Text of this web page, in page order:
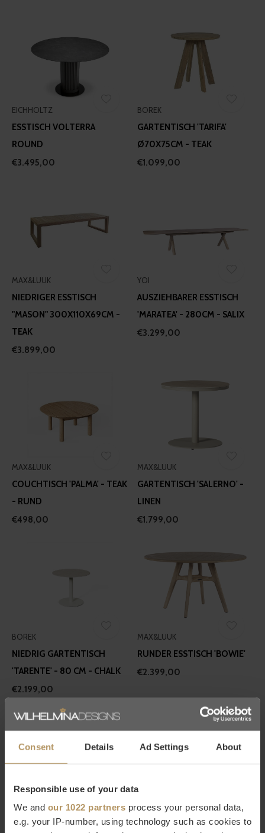
Consent Details Ad Settings About
Responsible use of your data
We and our 1022 partners process your personal data,
e.g. your IP-number, using technology such as cookies to
EICHHOLTZ
ESSTISCH VOLTERRA
ROUND
€3.495,00
BOREK
GARTENTISCH 'TARIFA'
Ø70X75CM - TEAK
€1.099,00
MAX&LUUK
NIEDRIGER ESSTISCH
"MASON" 300X110X69CM -
TEAK
€3.899,00
YOI
AUSZIEHBARER ESSTISCH
'MARATEA' - 280CM - SALIX
€3.299,00
MAX&LUUK
COUCHTISCH 'PALMA' - TEAK
- RUND
€498,00
MAX&LUUK
GARTENTISCH 'SALERNO' -
LINEN
€1.799,00
BOREK
NIEDRIG GARTENTISCH
'TARENTE' - 80 CM - CHALK
€2.199,00
MAX&LUUK
RUNDER ESSTISCH 'BOWIE'
€2.399,00
EICHHOLTZ
ESSTISCH VOLTERRA -
YOI
AUSZIEHBARER ESSTISCH